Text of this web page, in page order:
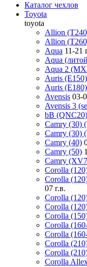
Каталог чехлов
Toyota
toyota
Allion
Allion
Aqua 11-21
Aqua
Aqua 2
Auris (E150)
Auris (E180)
Avensis 03-
Avensis 3
bB (QNC20)
Camry (30)
Camry (30)
Camry (40)
Camry (50)
Camry
Corolla
Corolla
07 г.в.
Corolla
Corolla
Corolla
Corolla
Corolla
Corolla
Corolla
Corolla